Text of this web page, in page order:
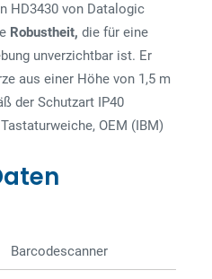
HD3430 von Datalogic
Robustheit, die für eine
unverzichtbar ist. Er
aus einer Höhe von 1,5 m
der Schutzart IP40
OEM (IBM)
Barcode­­scanner